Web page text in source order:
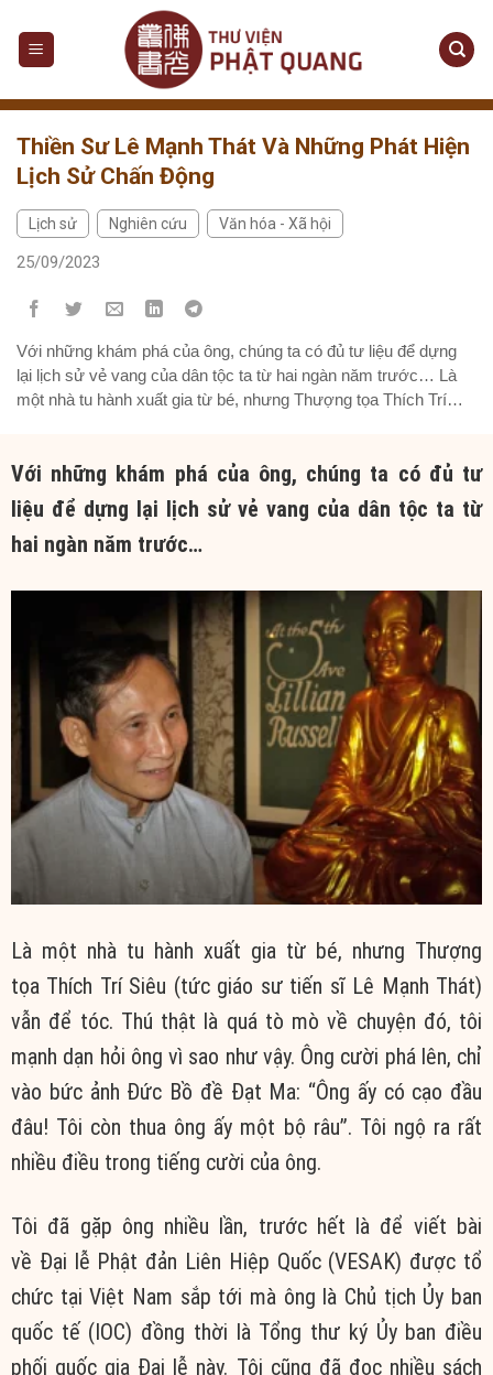
content
Thiền Sư Lê Mạnh Thát Và Những Phát Hiện
Lịch Sử Chấn Động
Lịch sử Nghiên cứu Văn hóa - Xã hội
25/09/2023
Với những khám phá của ông, chúng ta có đủ tư liệu để dựng
lại lịch sử vẻ vang của dân tộc ta từ hai ngàn năm trước… Là
một nhà tu hành xuất gia từ bé, nhưng Thượng tọa Thích Trí
Với những khám phá của ông, chúng ta có đủ tư
liệu để dựng lại lịch sử vẻ vang của dân tộc ta từ
hai ngàn năm trước…
Là một nhà tu hành xuất gia từ bé, nhưng Thượng
tọa Thích Trí Siêu (tức giáo sư tiến sĩLê Mạnh Thát)
vẫn để tóc. Thú thật là quá tò mò về chuyện đó, tôi
mạnh dạn hỏi ông vì sao như vậy. Ông cười phá lên, chỉ
vào bức ảnh Đức Bồ đề Đạt Ma: “Ông ấy có cạo đầu
đâu! Tôi còn thua ông ấy một bộ râu”. Tôi ngộ ra rất
nhiều điều trong tiếng cười của ông.
Tôi đã gặp ông nhiều lần, trước hết là để viết bài
về Đại lễ Phật đản Liên Hiệp Quốc (VESAK) được tổ
chức tạiViệt Nam sắp tới mà ông là Chủ tịch Ủy ban
quốc tế (IOC) đồng thời là Tổng thư kýỦy ban điều
phối quốc gia Đại lễ này. Tôi cũng đã đọc nhiều sách